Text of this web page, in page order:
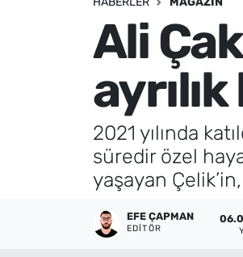
Ali
2021 yılında
süredir özel
yaşayan
EFE ÇAPMAN
EDITÖR